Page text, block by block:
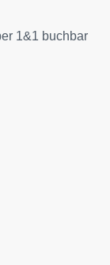
1&1 buchbar